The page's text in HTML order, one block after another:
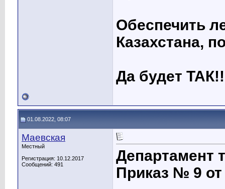
Обеспечить
Казахстана,
Да будет
01.08.2022, 08:07
Маевская
Местный
Регистрация: 10.12.2017
Сообщений: 491
Департамент
Приказ № 9 от